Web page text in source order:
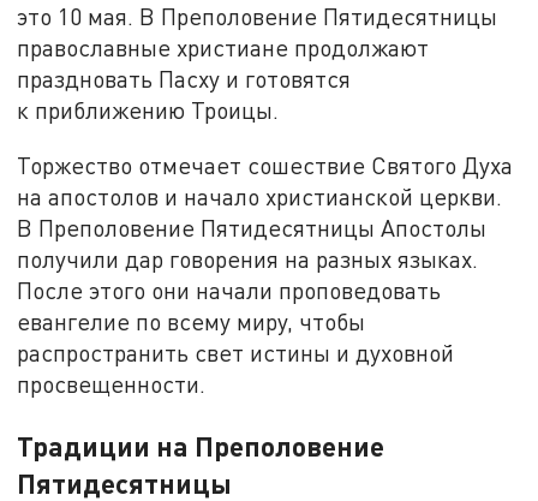
это 10 мая. В Преполовение Пятидесятницы
православные христиане продолжают
праздновать Пасху и готовятся
к приближению Троицы.
Торжество отмечает сошествие Святого Духа
на апостолов и начало христианской церкви.
В Преполовение Пятидесятницы Апостолы
получили дар говорения на разных языках.
После этого они начали проповедовать
евангелие по всему миру, чтобы
распространить свет истины и духовной
просвещенности.
Традиции на Преполовение
Пятидесятницы